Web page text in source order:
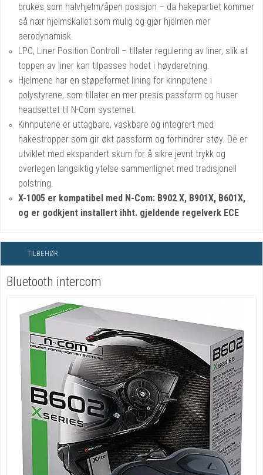
brukes som halvhjelm/åpen posisjon – da hakepartiet kommer
så nær hjelmskallet som mulig og gjør hjelmen mer
aerodynamisk.
LPC, Liner Position Controll – tillater regulering av liner, slik at
toppen av liner kan tilpasses hodet i høyderetning.
Hjelmene har en støpeformet lining for kinnputene i
polystyrene, som tillater en mer presis passform og huser
headsettet til N-Com systemet.
Kinnputene er uttagbare, vaskbare og integrert med
hakestropper som gir økt passform og forhindrer støy. De er
utviklet med ekspandert skum for å sikre jevnt trykk og
overlegen langsiktig ytelse sammenlignet med tradisjonell
polstring.
X-1005 er kompatibel med N-Com: B902 X, B901X, B601X,
og er godkjent installert ihht. gjeldende regelverk ECE
TILBEHØR
Bluetooth intercom